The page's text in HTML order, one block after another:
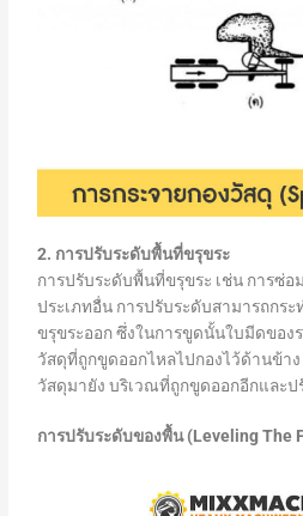
2. การปรับระดับพื้นที่ขรุขระ
การปรับระดับพื้นที่ขรุขระ เช่น การซ่
ประเภทอื่น การปรับระดับสามารถกร
ขรุขระออก ซึ่งในการขูดนั้นใบมีดของ
วัสดุที่ถูกขูดออกไหลไปกองไว้ด้านข้าง
วัสดุมายัง บริเวณที่ถูกขูดออกอีกและป
การปรับระดับของพื้น (Leveling The